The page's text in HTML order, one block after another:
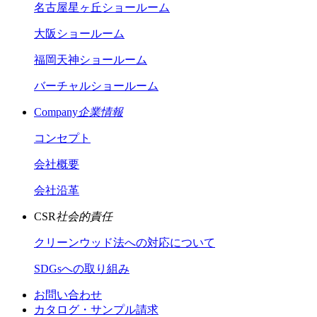
名古屋星ヶ丘ショールーム
大阪ショールーム
福岡天神ショールーム
バーチャルショールーム
Company企業情報
コンセプト
会社概要
会社沿革
CSR社会的責任
クリーンウッド法への対応について
SDGsへの取り組み
お問い合わせ
カタログ・サンプル請求